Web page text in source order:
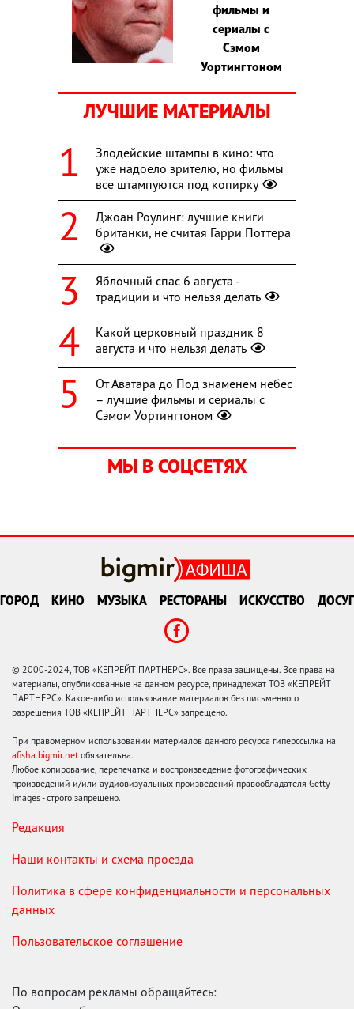
фильмы и
сериалы с
Сэмом
Уортингтоном
ЛУЧШИЕ МАТЕРИАЛЫ
Злодейские штампы в кино: что
уже надоело зрителю, но фильмы
все штампуются под копирку
Джоан Роулинг: лучшие книги
британки, не считая Гарри Поттера
Яблочный спас 6 августа -
традиции и что нельзя делать
Какой церковный праздник 8
августа и что нельзя делать
От Аватара до Под знаменем небес
– лучшие фильмы и сериалы с
Сэмом Уортингтоном
МЫ В СОЦСЕТЯХ
ГОРОД КИНО МУЗЫКА РЕСТОРАНЫ ИСКУССТВО ДОСУГ
© 2000-2024, ТОВ «КЕПРЕЙТ ПАРТНЕРС». Все права защищены. Все права на
материалы, опубликованные на данном ресурсе, принадлежат ТОВ «КЕПРЕЙТ
ПАРТНЕРС». Какое-либо использование материалов без письменного
разрешения ТОВ «КЕПРЕЙТ ПАРТНЕРС» запрещено.
При правомерном использовании материалов данного ресурса гиперссылка на
afisha.bigmir.net обязательна.
Любое копирование, перепечатка и воспроизведение фотографических
произведений и/или аудиовизуальных произведений правообладателя Getty
Images - строго запрещено.
Редакция
Наши контакты и схема проезда
Политика в сфере конфиденциальности и персональных
данных
Пользовательское соглашение
По вопросам рекламы обращайтесь: